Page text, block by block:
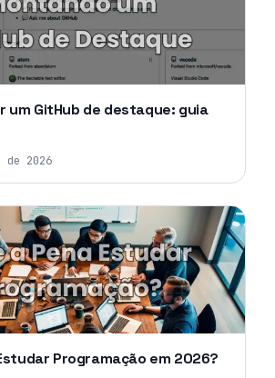
um GitHub de destaque: guia
2026
Programação em 2026?